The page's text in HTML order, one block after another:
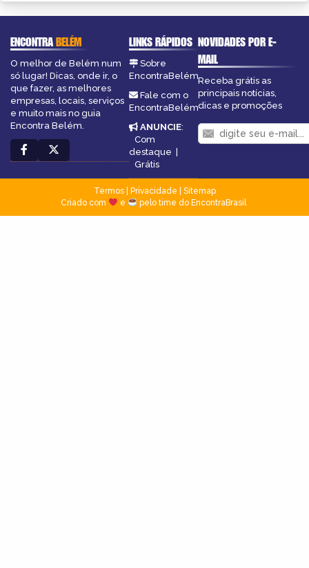
ENCONTRABELÉM
O melhor de Belém num
só lugar! Dicas, onde ir, o
que fazer, as melhores
empresas, locais, serviços
e muito mais no guia
Encontra Belém.
LINKS RÁPIDOS
Sobre
EncontraBelém
Fale com o
EncontraBelém
ANUNCIE:
Com
destaque
Grátis
NOVIDADES POR E-
MAIL
Receba grátis as
principais notícias,
dicas e promoções
Termos| Privacidade
Sitemap
Criado com
e pelo time do EncontraBrasil